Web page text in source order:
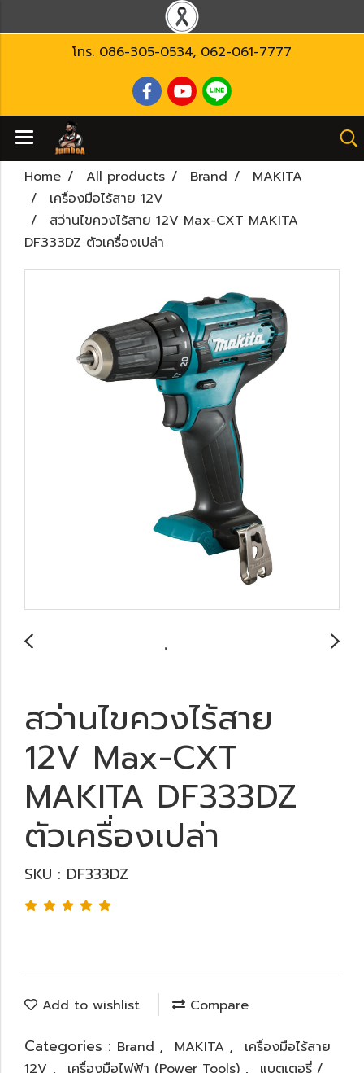
โทร. 086-305-0534, 062-061-7777
Home All products Brand
MAKITA
เครื่องมือไร้สาย 12V
สว่านไขควงไร้สาย 12V Max-CXT MAKITA
DF333DZ ตัวเครื่องเปล่า
สว่านไขควงไร้สาย
12V Max-CXT
MAKITA DF333DZ
ตัวเครื่องเปล่า
SKU : DF333DZ
Add to wishlist Compare
Categories : Brand , MAKITA ,
เครื่องมือไร้สาย
12V , เครื่องมือไฟฟ้า (Power Tools) ,
แบตเตอรี่ /